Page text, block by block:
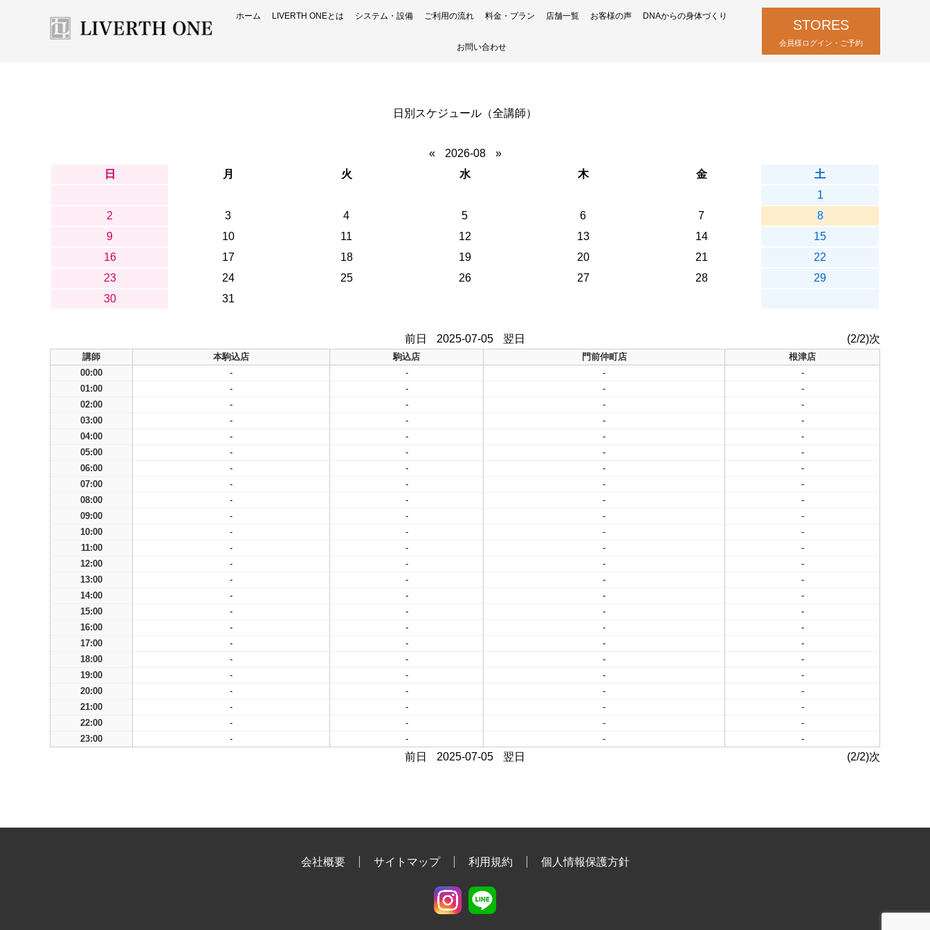
ホーム LIVERTH ONEとは システム・設備 ご利用の流れ 料金・プラン 店舗一覧 お客様の声 DNAからの身体づくり
お問い合わせ
STORES
会員様ログイン・ご予約
日別スケジュール（全講師）
« 2026-08
»
日
月 火 水 木 金
土
1
2
3 4 5 6 7
8
9
10 11 12 13 14
15
16
17 18 19 20 21
22
23
24 25 26 27 28
29
30
31
前日 2025-07-05 翌日 (2/2)次
講師 本駒込店 駒込店 門前仲町店
根津店
00:00
- - -
-
01:00
- - -
-
02:00
- - -
-
03:00
- - -
-
04:00
- - -
-
05:00
- - -
-
06:00
- - -
-
07:00
- - -
-
08:00
- - -
-
09:00
- - -
-
10:00
- - -
-
11:00
- - -
-
12:00
- - -
-
13:00
- - -
-
14:00
- - -
-
15:00
- - -
-
16:00
- - -
-
17:00
- - -
-
18:00
- - -
-
19:00
- - -
-
20:00
- - -
-
21:00
- - -
-
22:00
- - -
-
23:00
- - - -
前日 2025-07-05 翌日 (2/2)次
会社概要 サイトマップ 利用規約 個人情報保護方針